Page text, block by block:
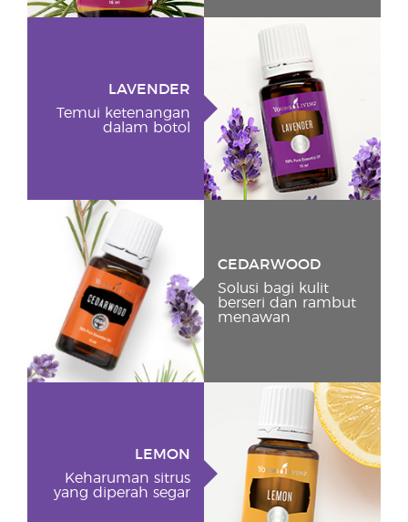
LAVENDER
Temui ketenangan
dalam botol
CEDARWOOD
Solusi bagi kulit
berseri dan rambut
menawan
LEMON
Keharuman sitrus
yang diperah segar